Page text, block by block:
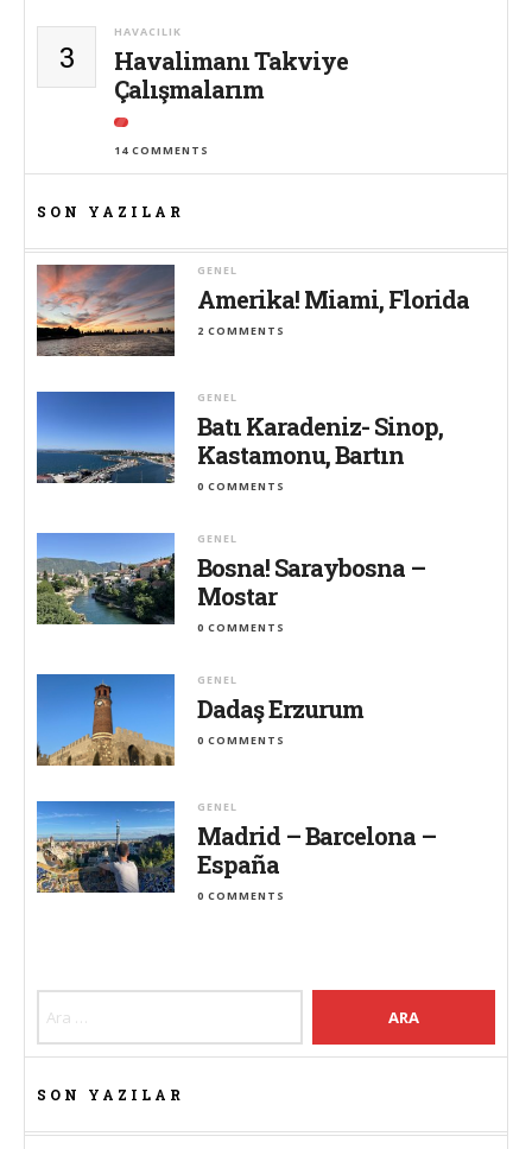
3
HAVACILIK
Havalimanı Takviye
Çalışmalarım
14 COMMENTS
SON YAZILAR
GENEL
Amerika! Miami, Florida
2 COMMENTS
GENEL
Batı Karadeniz- Sinop,
Kastamonu, Bartın
0 COMMENTS
GENEL
Bosna! Saraybosna –
Mostar
0 COMMENTS
GENEL
Dadaş Erzurum
0 COMMENTS
GENEL
Madrid – Barcelona –
España
0 COMMENTS
SON YAZILAR